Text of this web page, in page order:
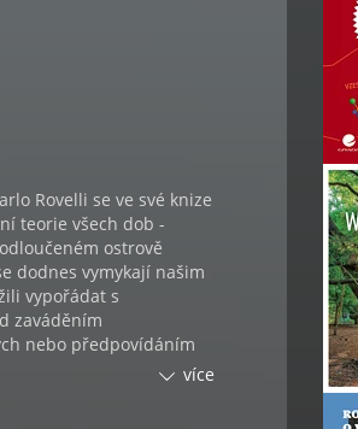
Rovelli se ve své knize
teorie všech dob -
ostrově
dodnes vymykají našim
vypořádat s
zaváděním
nebo předpovídáním
řešení se však více